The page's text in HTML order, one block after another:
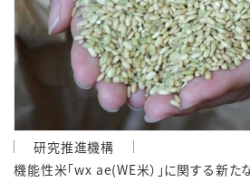
研究推進機構
機能性米「wx ae(WE米）」に関する新